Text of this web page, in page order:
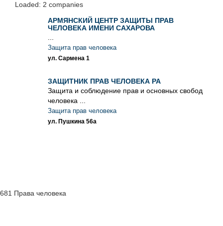
Loaded: 2 companies
АРМЯНСКИЙ ЦЕНТР ЗАЩИТЫ ПРАВ
ЧЕЛОВЕКА ИМЕНИ САХАРОВА
Защита прав человека
ул. Сармена 1
ЗАЩИТНИК ПРАВ ЧЕЛОВЕКА РА
Защита и соблюдение прав и основных свобод
человека ...
Защита прав человека
ул. Пушкина 56а
681 Права человека